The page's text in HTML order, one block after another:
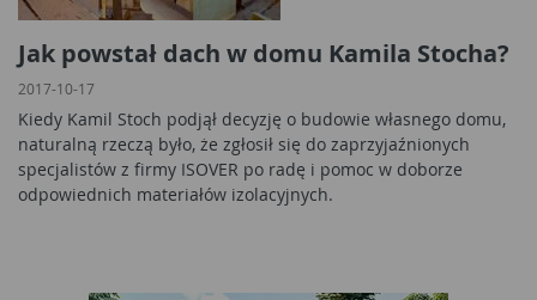
Jak powstał dach w domu Kamila Stocha?
2017-10-17
Kiedy Kamil Stoch podjął decyzję o budowie własnego domu,
naturalną rzeczą było, że zgłosił się do zaprzyjaźnionych
specjalistów z firmy ISOVER po radę i pomoc w doborze
odpowiednich materiałów izolacyjnych.